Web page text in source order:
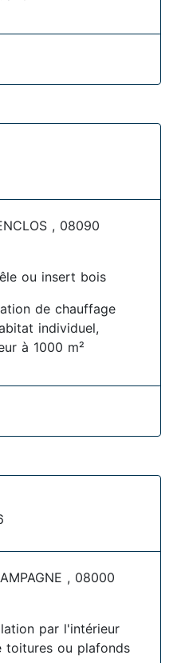
, 08090
ou insert bois
de chauffage
individuel,
à 1000 m²
, 08000
par l'intérieur
toitures ou plafonds